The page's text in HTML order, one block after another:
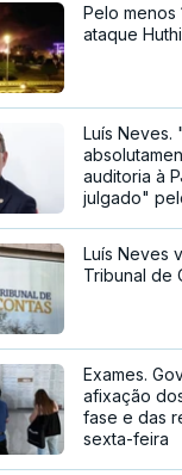
Pelo menos
ataque
Luís Neves.
auditoria à
julgado"
Luís Neves
Tribunal de
Exames.
afixação
fase e das
sexta-feira